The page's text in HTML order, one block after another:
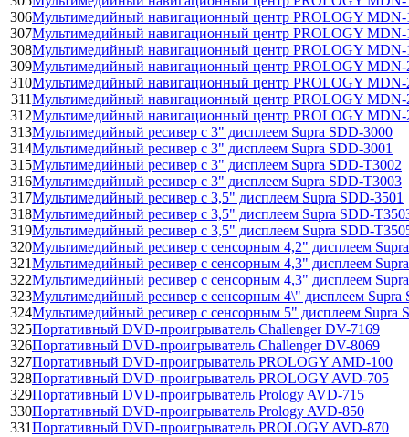
306Мультимедийный навигационный центр PROLOGY MDN-
307Мультимедийный навигационный центр PROLOGY MDN-
308Мультимедийный навигационный центр PROLOGY MDN-
309Мультимедийный навигационный центр PROLOGY MDN-
310Мультимедийный навигационный центр PROLOGY MDN-
311Мультимедийный навигационный центр PROLOGY MDN-
312Мультимедийный навигационный центр PROLOGY MDN-
313Мультимедийный ресивер с 3" дисплеем Supra SDD-3000
314Мультимедийный ресивер с 3" дисплеем Supra SDD-3001
315Мультимедийный ресивер с 3" дисплеем Supra SDD-T3002
316Мультимедийный ресивер с 3" дисплеем Supra SDD-T3003
317Мультимедийный ресивер с 3,5" дисплеем Supra SDD-3501
318Мультимедийный ресивер с 3,5" дисплеем Supra SDD-
319Мультимедийный ресивер с 3,5" дисплеем Supra SDD-
320Мультимедийный ресивер с сенсорным 4,2" дисплеем
321Мультимедийный ресивер с сенсорным 4,3" дисплеем
322Мультимедийный ресивер с сенсорным 4,3" дисплеем
323Мультимедийный ресивер с сенсорным 4\" дисплеем Supra
324Мультимедийный ресивер с сенсорным 5" дисплеем Supra
325Портативный DVD-проигрыватель Challenger DV-7169
326Портативный DVD-проигрыватель Challenger DV-8069
327Портативный DVD-проигрыватель PROLOGY AMD-100
328Портативный DVD-проигрыватель PROLOGY AVD-705
329Портативный DVD-проигрыватель Prology AVD-715
330Портативный DVD-проигрыватель Prology AVD-850
331Портативный DVD-проигрыватель PROLOGY AVD-870